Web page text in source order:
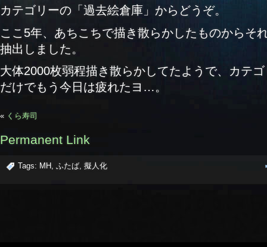
カテゴリーの「過去絵倉庫」からどうぞ。
ここ5年、あちこちで描き散らかしたものからそ
抽出しました。
大体2000枚弱程描き散らかしてたようで、カテ
だけでもう今日は疲れたヨ…。
« くら寿司
Permanent Link
Tags: MH, ふたば, 擬人化